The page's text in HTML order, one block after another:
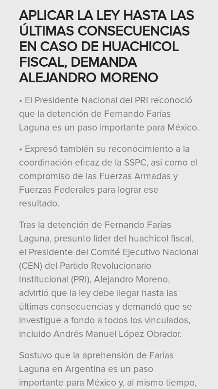
APLICAR LA LEY HASTA LAS
ÚLTIMAS CONSECUENCIAS
EN CASO DE HUACHICOL
FISCAL, DEMANDA
ALEJANDRO MORENO
• El Presidente Nacional del PRI reconoció
que la detención de Fernando Farías
Laguna es un paso importante para México.
• Expresó también su reconocimiento a la
coordinación eficaz de la SSPC, así como el
compromiso de las Fuerzas Armadas y
Fuerzas Federales para lograr ese
resultado.
Tras la detención de Fernando Farías
Laguna, presunto líder del huachicol fiscal,
el Presidente del Comité Ejecutivo Nacional
(CEN) del Partido Revolucionario
Institucional (PRI), Alejandro Moreno,
advirtió que la ley debe llegar hasta las
últimas consecuencias y demandó que se
investigue a fondo a todos los vinculados,
incluido Andrés Manuel López Obrador.
Sostuvo que la aprehensión de Farías
Laguna en Argentina es un paso
importante para México y, al mismo tiempo,